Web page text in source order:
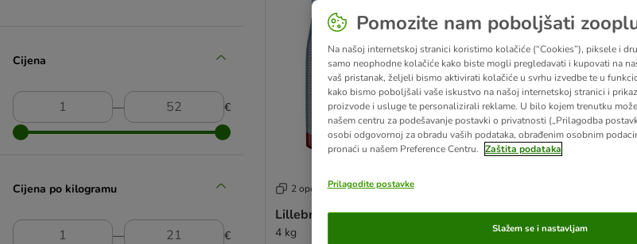
Cijena
― €
Cijena po kilogramu
― €
2 opcija
Lillebro hrana za divlje ptice
4 kg
Lillebro hrana za divlje
20 kg
Pomozite nam poboljšati
Na našoj internetskoj stranici koristimo kolačiće (“Cookies”), piksele i
samo neophodne kolačiće kako biste mogli pregledavati i kupovati na
vaš pristanak, željeli bismo aktivirati kolačiće u svrhu izvedbe te u
kako bismo poboljšali vaše iskustvo na našoj internetskoj stranici i
proizvode i usluge te personalizirali reklame. U bilo kojem trenutku
našem centru za podešavanje postavki o privatnosti („Prilagodba
osobi odgovornoj za obradu vaših podataka, obrađenim osobnim
pronaći u našem Preference Centru. Zaštita podataka
Prilagodite postavke
Slažem se i nastavljam